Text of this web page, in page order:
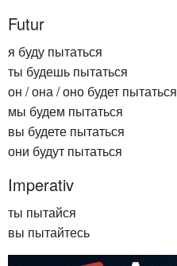
Futur
я буду пытаться
ты будешь пытаться
он / она / оно будет пытаться
мы будем пытаться
вы будете пытаться
они будут пытаться
Imperativ
ты пытайся
вы пытайтесь